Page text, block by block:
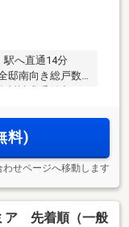
駅へ直通14分
邸南向き総戸数
料)
わせページへ移動します
ア 先着順（一般